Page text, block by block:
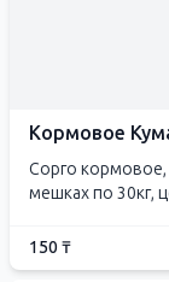
Кормовое
Сорго
мешках по 30кг,
150 ₸